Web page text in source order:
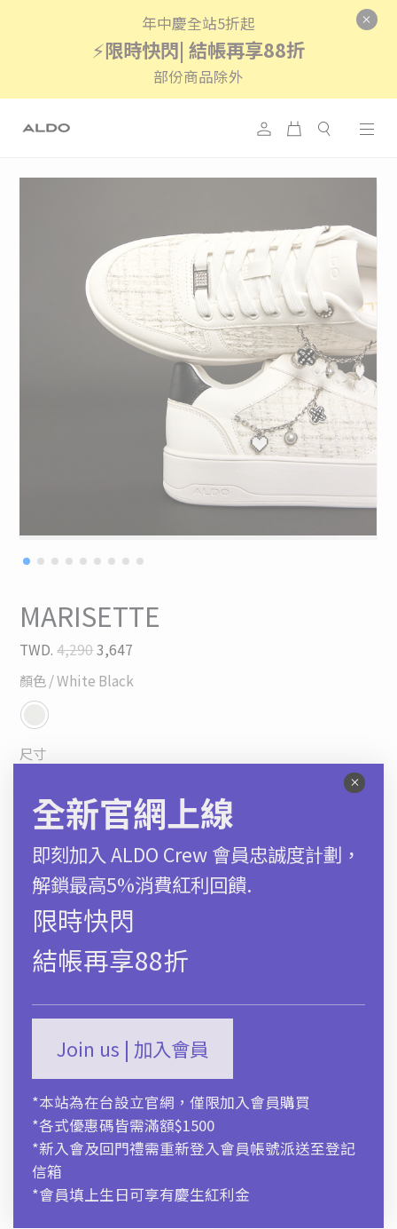
年中慶全站5折起
⚡限時快閃| 結帳再享88折
部份商品除外
全新官網上線
即刻加入 ALDO Crew 會員忠誠度計劃，
解鎖最高5%消費紅利回饋.
限時快閃
結帳再享88折
Join us | 加入會員
*本站為在台設立官網，僅限加入會員購買
*各式優惠碼皆需滿額$1500
*新入會及回門禮需重新登入會員帳號派送至登記
信箱
*會員填上生日可享有慶生紅利金
MARISETTE
TWD. 4,2903,647
顏色/ White Black
尺寸
*限時快閃 | 結帳再享88折
選擇選項
尺碼對照表
運送及售後服務